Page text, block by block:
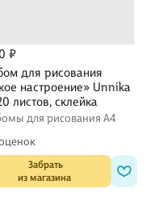
₽
для рисования
настроение» Unnika
листов, склейка
для рисования А4
Забрать
из магазина